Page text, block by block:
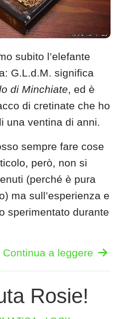
subito l’elefante
G.L.d.M. significa
di Minchiate, ed è
di cretinate che ho
una ventina di anni.
sempre fare cose
però, non si
(perché è pura
ma sull’esperienza e
sperimentato durante
Continua a leggere
Rosie!